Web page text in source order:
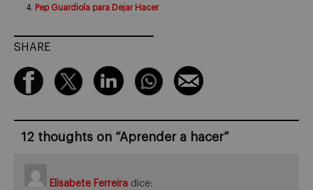
Pep Guardiola para Dejar Hacer
SHARE
12 thoughts on “Aprender a hacer”
Elisabete Ferreira dice: